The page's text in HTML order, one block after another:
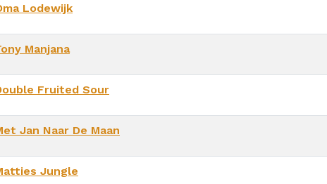
Lodewijk
Manjana
Fruited Sour
Jan Naar De Maan
Jungle